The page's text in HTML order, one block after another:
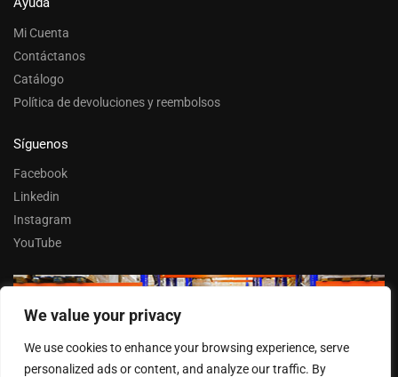
We value your privacy
We use cookies to enhance your browsing experience, serve
personalized ads or content, and analyze our traffic. By
Mi Cuenta
Contáctanos
Catálogo
Política de devoluciones y reembolsos
Síguenos
Facebook
Linkedin
Instagram
YouTube
Trabaja con nosotros
Entrar